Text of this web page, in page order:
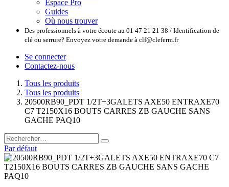
Espace Pro
Guides
Où nous trouver
Des professionnels à votre écoute au 01 47 21 21 38 / Identification de
clé ou serrure? Envoyez votre demande à clf@cleferm.fr
Se connecter
Contactez-nous
Tous les produits
Tous les produits
20500RB90_PDT 1/2T+3GALETS AXE50 ENTRAXE70
C7 T2150X16 BOUTS CARRES ZB GAUCHE SANS
GACHE PAQ10
Par défaut